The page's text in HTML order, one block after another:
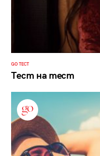
GO ТЕСТ
Тест на тест